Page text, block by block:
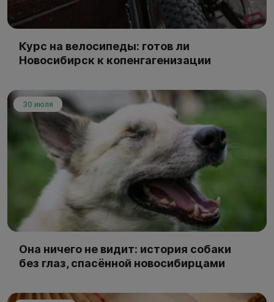
Курс на велосипеды: готов ли
Новосибирск к копенгагенизации
30 июля
Она ничего не видит: история собаки
без глаз, спасённой новосибирцами